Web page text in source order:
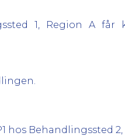
1, Region A
Behandlingssted 2,